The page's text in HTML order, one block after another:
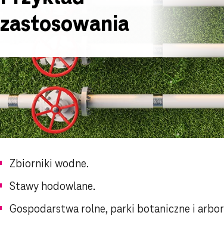
zastosowania
Zbiorniki wodne.
Stawy hodowlane.
Gospodarstwa rolne, parki botaniczne i